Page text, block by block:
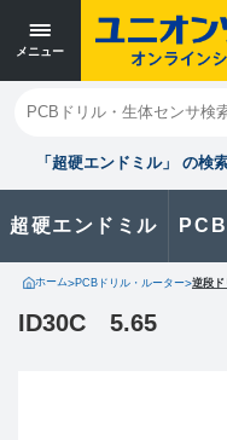
メニュー
「超硬エンドミル」 の検
超硬エンドミル
閉じる
お気に入り ク
製品に関す
ホーム>PCBドリル・ルーター>逆段ド
ID30C 5.65